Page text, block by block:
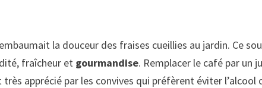
la douceur des fraises cueillies au jardin. Ce
fraîcheur et gourmandise. Remplacer le café par un
apprécié par les convives qui préfèrent éviter